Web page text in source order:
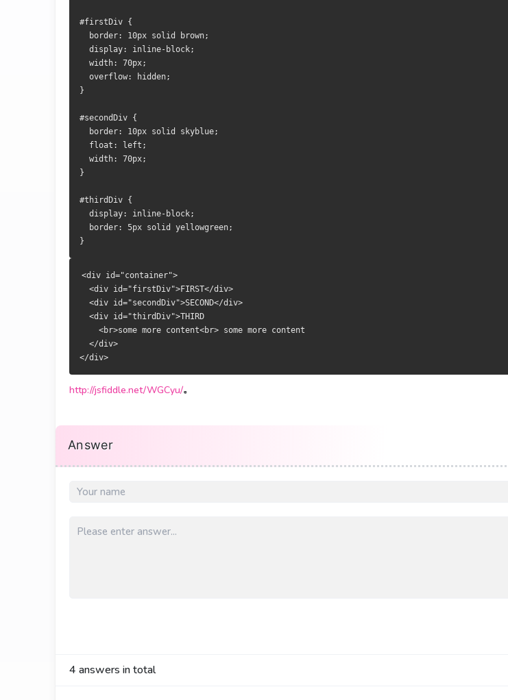
#firstDiv {
  border: 10px solid brown;
  display: inline-block;
  width: 70px;
  overflow: hidden;
}
#secondDiv {
  border: 10px solid skyblue;
  float: left;
  width: 70px;
}
#thirdDiv {
  display: inline-block;
  border: 5px solid yellowgreen;
}
<div id="container">
  <div id="firstDiv">FIRST</div>
  <div id="secondDiv">SECOND</div>
  <div id="thirdDiv">THIRD
    <br>some more content<br> some more content
  </div>
</div>
http://jsfiddle.net/WGCyu/。
Answer
4 answers in total